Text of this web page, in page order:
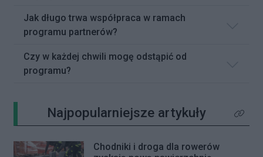
Jak długo trwa współpraca w ramach
programu partnerów?
Czy w każdej chwili mogę odstąpić od
programu?
Najpopularniejsze artykuły Kliknij
Chodniki i droga dla rowerów